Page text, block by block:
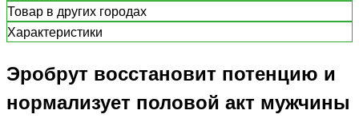
Товар в других городах
Характеристики
Эробрут восстановит потенцию и
нормализует половой акт мужчины